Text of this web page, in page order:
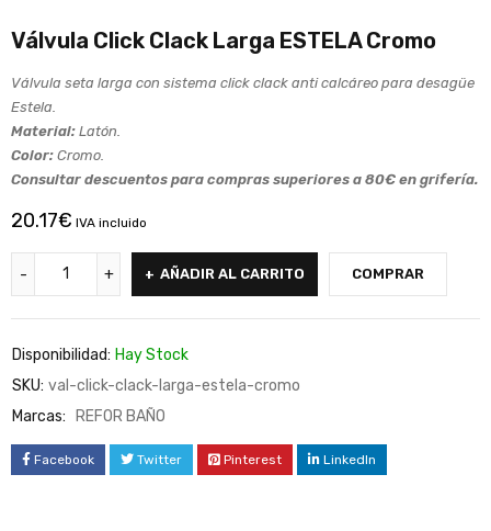
Válvula Click Clack Larga ESTELA Cromo
Válvula seta larga con sistema click clack anti calcáreo para desagüe
Estela.
Material: Latón.
Color: Cromo.
Consultar descuentos para compras superiores a 80€ en grifería.
20.17€ IVA incluido
AÑADIR AL CARRITO COMPRAR
Disponibilidad: Hay Stock
SKU: val-click-clack-larga-estela-cromo
Marcas:
REFOR BAÑO
Facebook Twitter Pinterest LinkedIn